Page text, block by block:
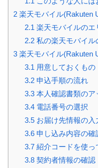
2 楽天モバイル(Rakuten
2.1 楽天モバイルのエ
2.2私の楽天モバイル
3 楽天モバイル(Rakuten
3.1 用意しておくもの
3.2申込手順の流れ
3.3本人確認書類のア
3.4電話番号の選択
3.5お届け先情報の入
3.6申し込み内容の確
3.7紹介コードを使っ
3.8契約者情報の確認